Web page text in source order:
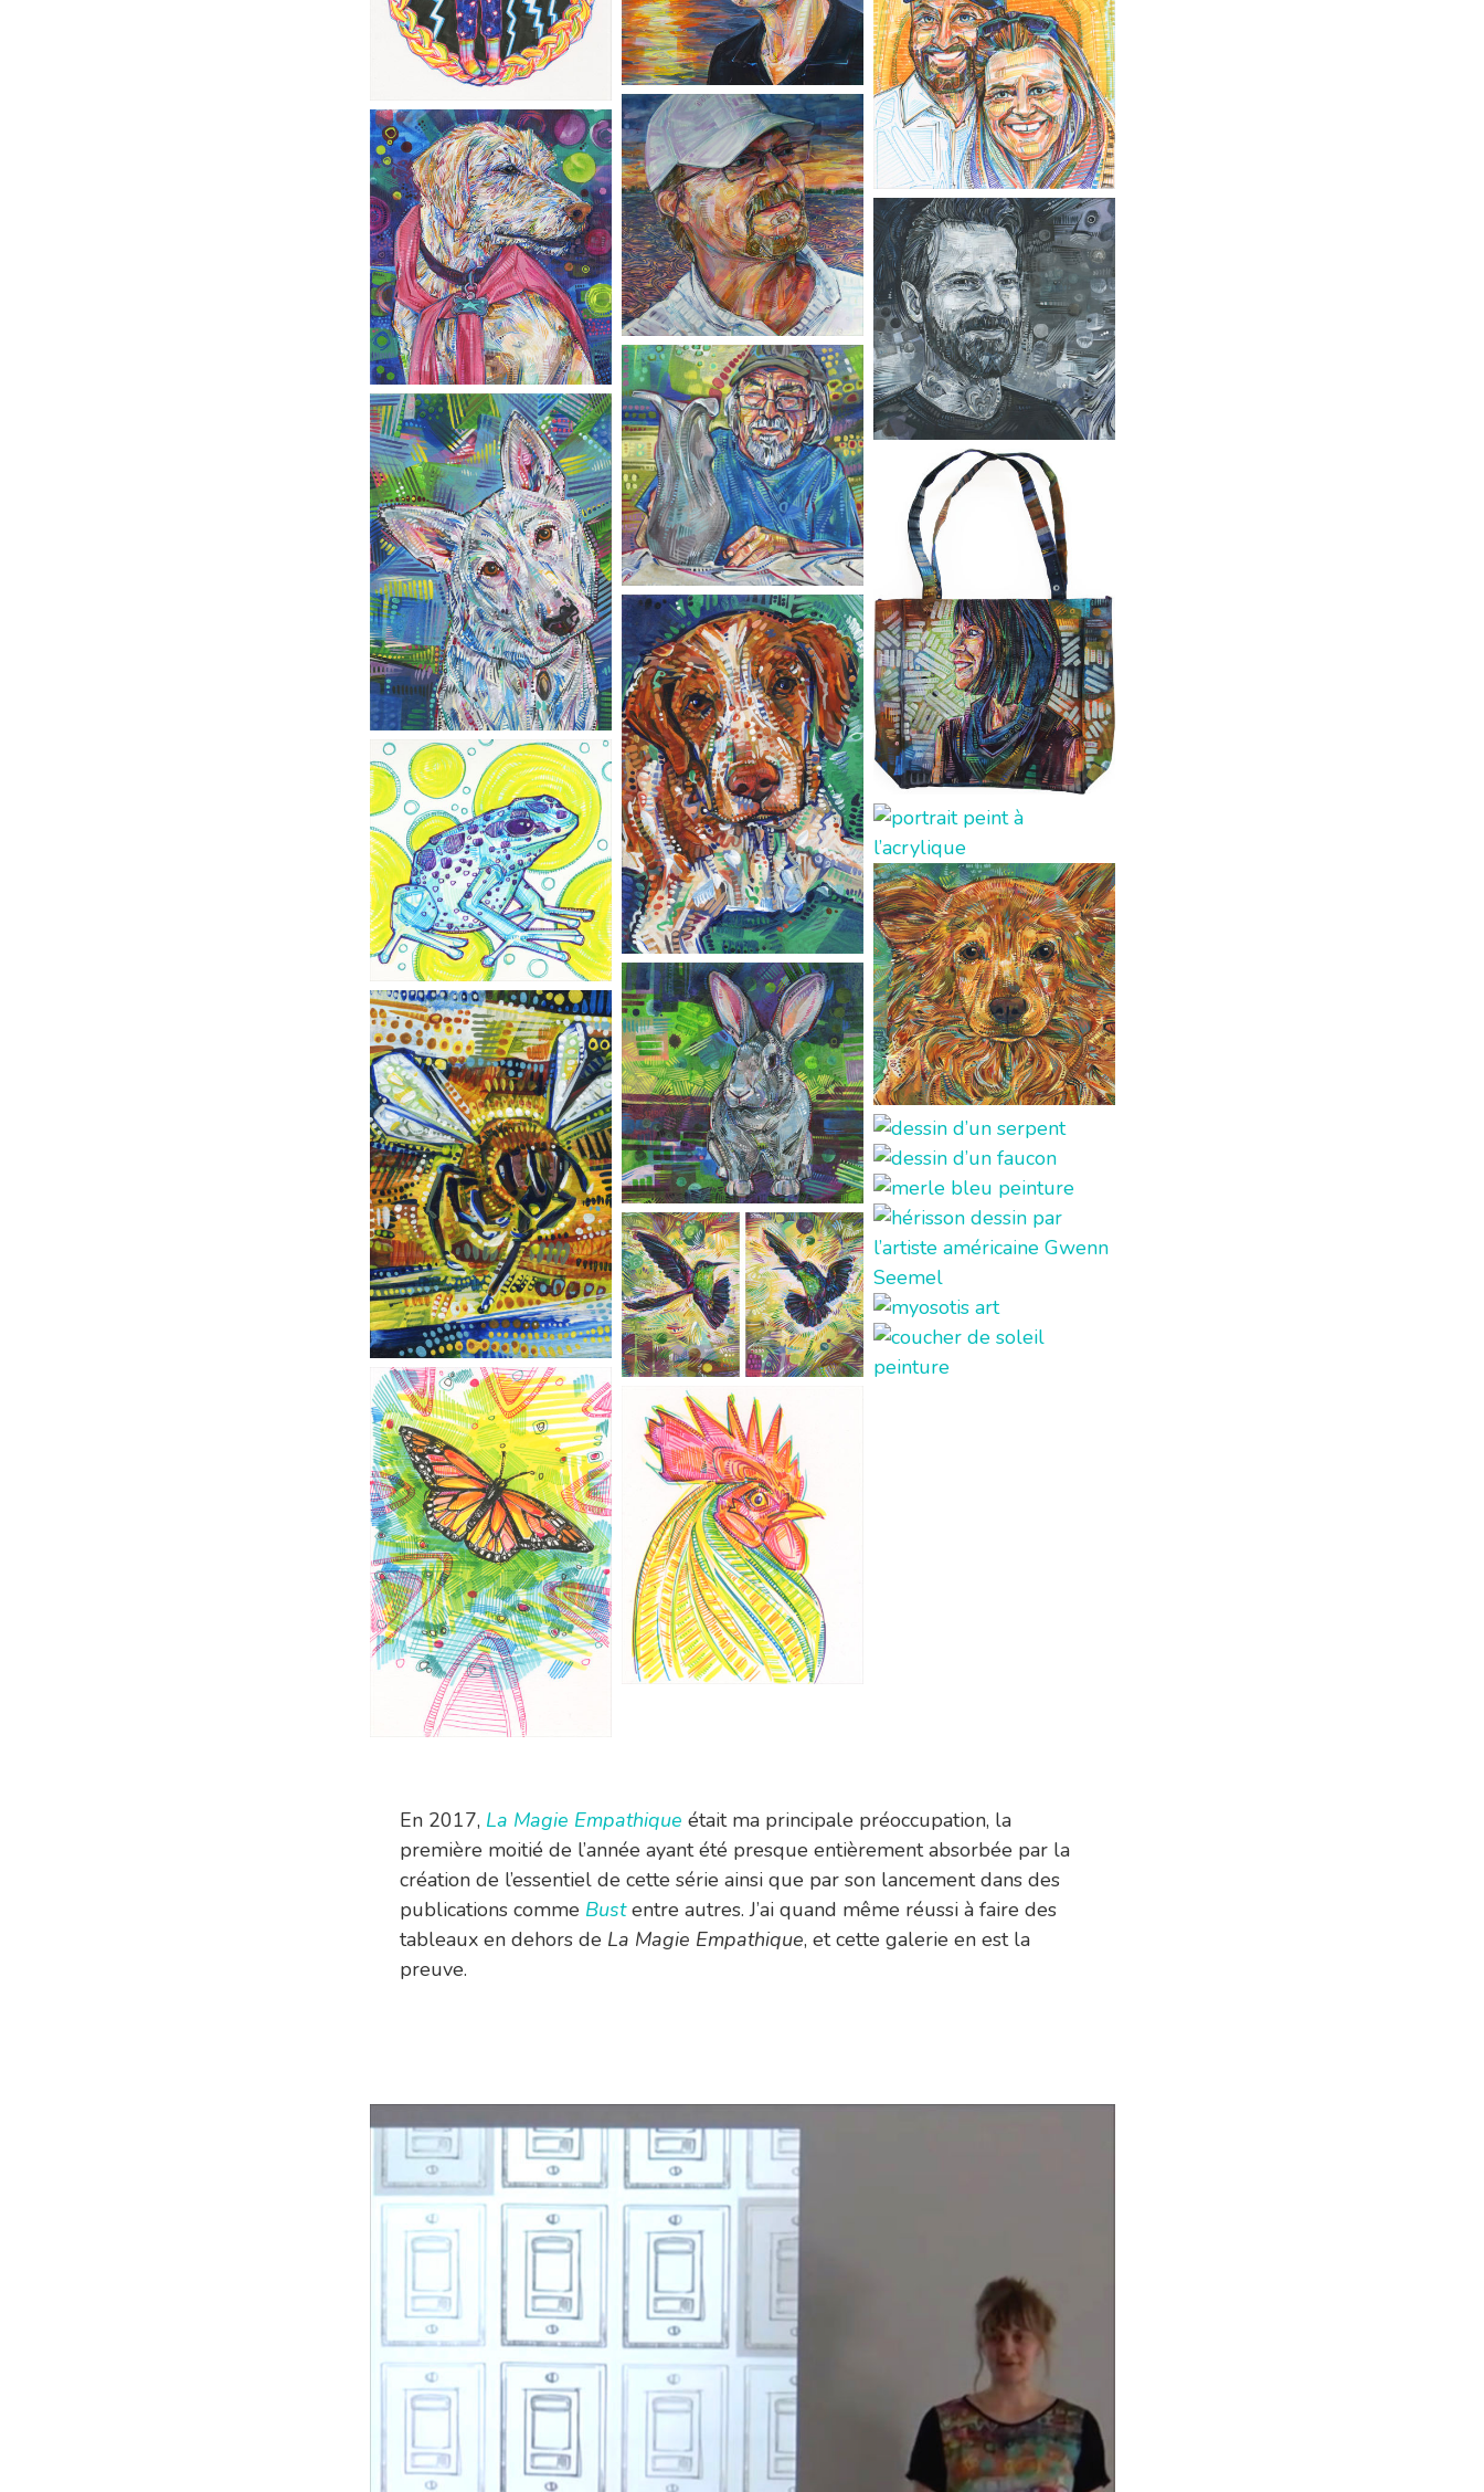
En 2017, La Magie Empathique était ma principale préoccupation, la
première moitié de l’année ayant été presque entièrement absorbée par la
création de l’essentiel de cette série ainsi que par son lancement dans des
publications comme Bustentre autres. J’ai quand même réussi à faire des
tableaux en dehors de La Magie Empathique, et cette galerie en est la
preuve.